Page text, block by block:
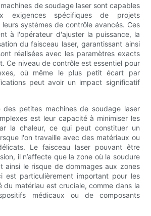
de soudage laser sont capables
exigences spécifiques de projets
systèmes de contrôle avancés. Ces
à l'opérateur d'ajuster la puissance, la
du faisceau laser, garantissant ainsi
réalisées avec les paramètres exacts
Ce niveau de contrôle est essentiel pour
où même le plus petit écart par
peut avoir un impact significatif
des petites machines de soudage laser
est leur capacité à minimiser les
la chaleur, ce qui peut constituer un
l'on travaille avec des matériaux ou
Le faisceau laser pouvant être
il n’affecte que la zone où la soudure
ainsi le risque de dommages aux zones
est particulièrement important pour les
du matériau est cruciale, comme dans la
médicaux ou de composants